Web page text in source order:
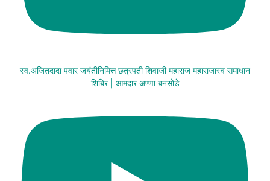
स्व.अजितदादा पवार जयंतीनिमित्त छत्रपती शिवाजी महाराज महाराजास्व समाधान
शिबिर | आमदार अण्णा बनसोडे